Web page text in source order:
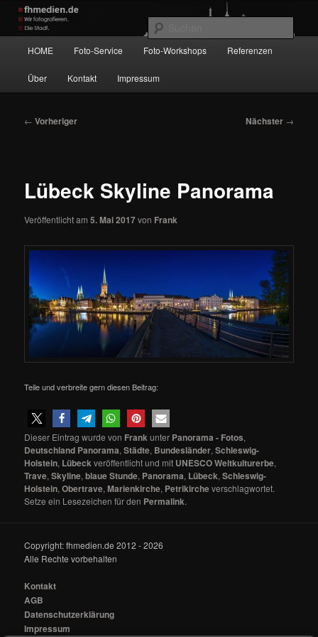
Zum
primären
Inhalt
springen
Wir fotografieren die Hauptstadt!
HOME Foto-Service Foto-Workshops Referenzen
Über Kontakt Impressum
Beitragsnavigation
← Vorheriger Nächster →
Lübeck Skyline Panorama
Veröffentlicht am5. Mai 2017von Frank
Teile und verbreite gern diesen Beitrag:
Dieser Eintrag wurde von Frankunter Panorama - Fotos,
Deutschland Panorama,Städte, Bundesländer,Schleswig-
Holstein, Lübeckveröffentlicht und mit UNESCO Weltkulturerbe,
Trave,Skyline,blaue Stunde, Panorama, Lübeck,Schleswig-
Holstein,Obertrave,Marienkirche, Petrikircheverschlagwortet.
Setze ein Lesezeichen für den Permalink.
Copyright: fhmedien.de 2012 - 2026
Alle Rechte vorbehalten
Kontakt
AGB
Datenschutzerklärung
Impressum